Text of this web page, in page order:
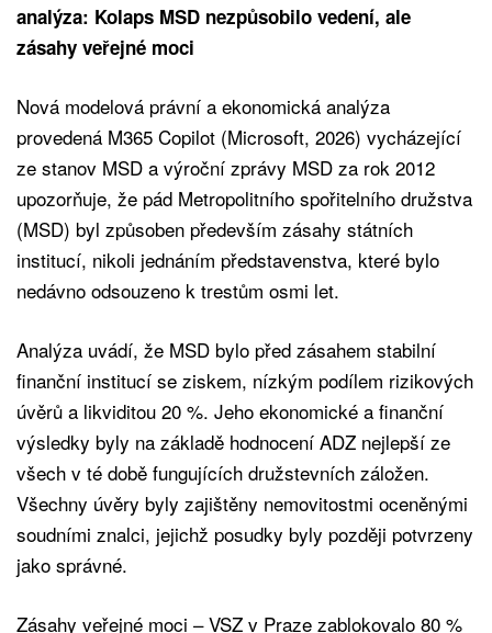
analýza: Kolaps MSD nezpůsobilo vedení, ale
zásahy veřejné moci
Nová modelová právní a ekonomická analýza
provedená M365 Copilot (Microsoft, 2026) vycházející
ze stanov MSD a výroční zprávy MSD za rok 2012
upozorňuje, že pád Metropolitního spořitelního družstva
(MSD) byl způsoben především zásahy státních
institucí, nikoli jednáním představenstva, které bylo
nedávno odsouzeno k trestům osmi let.
Analýza uvádí, že MSD bylo před zásahem stabilní
finanční institucí se ziskem, nízkým podílem rizikových
úvěrů a likviditou 20 %. Jeho ekonomické a finanční
výsledky byly na základě hodnocení ADZ nejlepší ze
všech v té době fungujících družstevních záložen.
Všechny úvěry byly zajištěny nemovitostmi oceněnými
soudními znalci, jejichž posudky byly později potvrzeny
jako správné.
Zásahy veřejné moci – VSZ v Praze zablokovalo 80 %